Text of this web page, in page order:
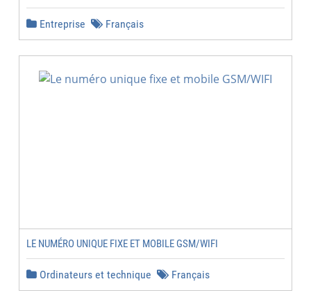
Entreprise Français
LE NUMÉRO UNIQUE FIXE ET MOBILE GSM/WIFI
Ordinateurs et technique Français